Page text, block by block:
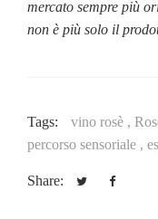
mercato sempre più
non è più solo il
Tags: vino rosè ,
percorso sensoriale ,
Share: